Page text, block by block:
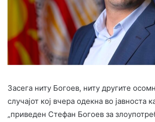
Засега ниту Богоев, ниту другите
случајот кој вчера одекна во јавноста
„приведен Стефан Богоев за